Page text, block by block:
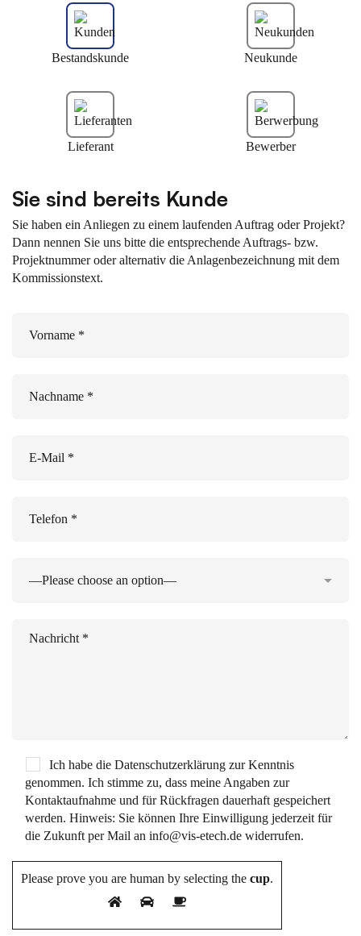
Bestandskunde Neukunde
Lieferant Bewerber
Sie sind bereits Kunde
Sie haben ein Anliegen zu einem laufenden Auftrag oder Projekt?
Dann nennen Sie uns bitte die entsprechende Auftrags- bzw.
Projektnummer oder alternativ die Anlagenbezeichnung mit dem
Kommissionstext.
Ich habe die Datenschutzerklärung zur Kenntnis
genommen. Ich stimme zu, dass meine Angaben zur
Kontaktaufnahme und für Rückfragen dauerhaft gespeichert
werden. Hinweis: Sie können Ihre Einwilligung jederzeit für
die Zukunft per Mail an info@vis-etech.de widerrufen.
Please prove you are human by selecting the cup.